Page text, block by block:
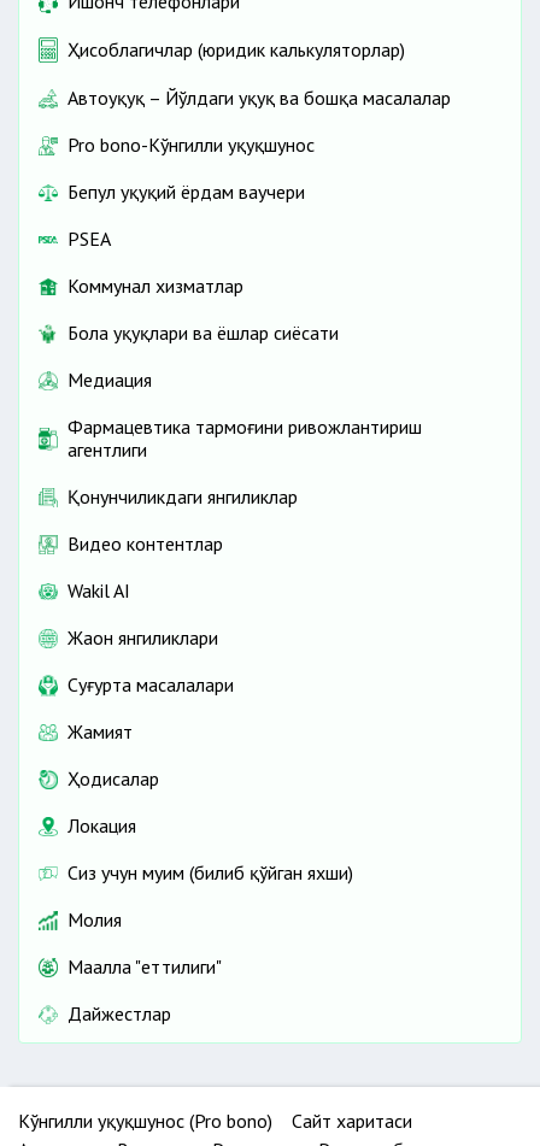
Ҳисоблагичлар (юридик калькуляторлар)
Автоҳуқуқ – Йўлдаги ҳуқуқ ва бошқа масалалар
Pro bono-Кўнгилли ҳуқуқшунос
Бепул ҳуқуқий ёрдам ваучери
PSEA
Коммунал хизматлар
Бола ҳуқуқлари ва ёшлар сиёсати
Медиация
Фармацевтика тармоғини ривожлантириш
агентлиги
Қонунчиликдаги янгиликлар
Видео контентлар
Wakil AI
Жаҳон янгиликлари
Cуғурта масалалари
Жамият
Ҳодисалар
Локация
Сиз учун муҳим (билиб қўйган яхши)
Молия
Маҳалла "еттилиги"
Дайжестлар
Кўнгилли ҳуқуқшунос (Pro bono)
Сайт харитаси